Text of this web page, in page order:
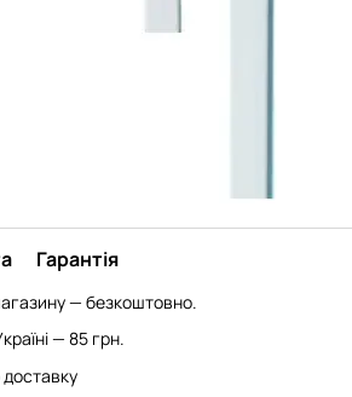
Гарантія
— безкоштовно.
— 85 грн.
доставку